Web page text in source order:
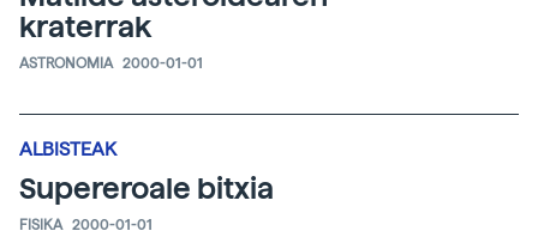
kraterrak
ASTRONOMIA 2000-01-01
ALBISTEAK
Supereroale bitxia
FISIKA 2000-01-01